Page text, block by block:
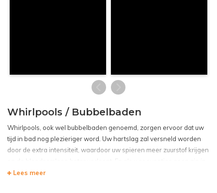
Whirlpools / Bubbelbaden
Whirlpools, ook wel bubbelbaden genoemd, zorgen ervoor dat uw
tijd in bad nog plezieriger word. Uw hartslag zal versneld worden
door de extra intensiteit, waardoor uw spieren meer zuurstof krijgen
heeft, kunt u de functie uiteraard uitschakelen.
Lees meer